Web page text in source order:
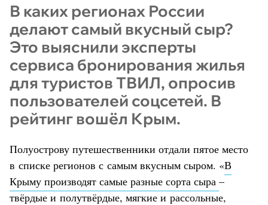
В каких регионах России
делают самый вкусный сыр?
Это выяснили эксперты
сервиса бронирования жилья
для туристов ТВИЛ, опросив
пользователей соцсетей. В
рейтинг вошёл Крым.
Полуострову путешественники отдали пятое место
в списке регионов с самым вкусным сыром. «В
Крыму производят самые разные сорта сыра –
твёрдые и полутвёрдые, мягкие и рассольные,